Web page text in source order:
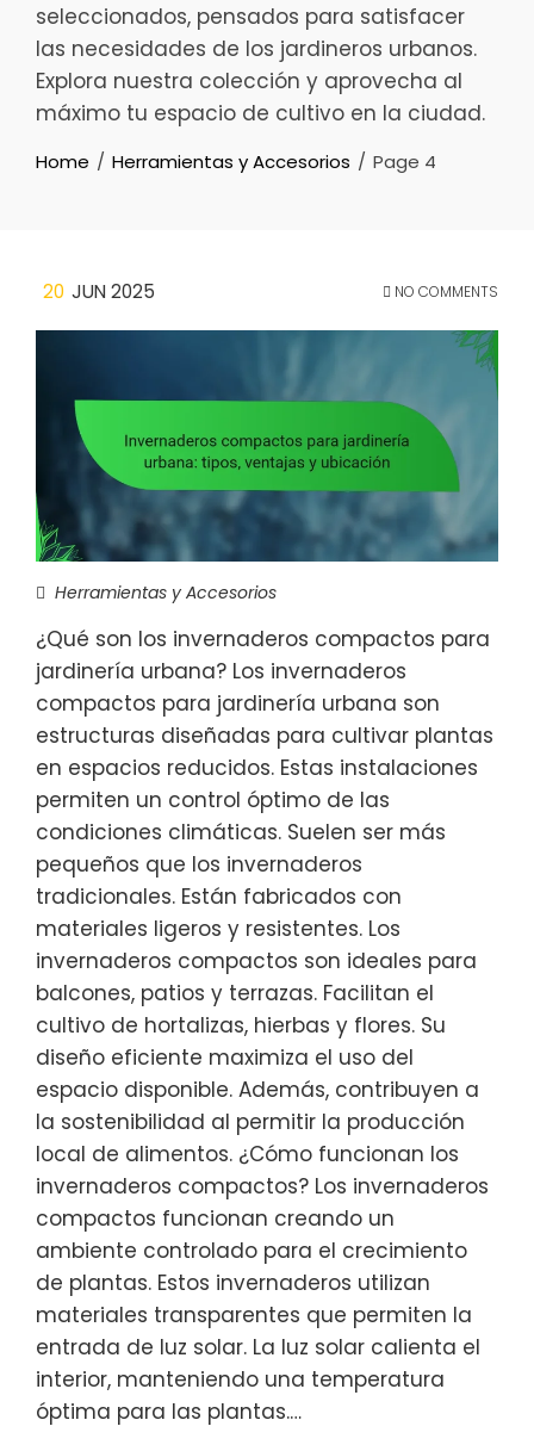
seleccionados, pensados para satisfacer
las necesidades de los jardineros urbanos.
Explora nuestra colección y aprovecha al
máximo tu espacio de cultivo en la ciudad.
Home Herramientas y Accesorios Page 4
20 JUN 2025 NO COMMENTS
Herramientas y Accesorios
¿Qué son los invernaderos compactos para
jardinería urbana? Los invernaderos
compactos para jardinería urbana son
estructuras diseñadas para cultivar plantas
en espacios reducidos. Estas instalaciones
permiten un control óptimo de las
condiciones climáticas. Suelen ser más
pequeños que los invernaderos
tradicionales. Están fabricados con
materiales ligeros y resistentes. Los
invernaderos compactos son ideales para
balcones, patios y terrazas. Facilitan el
cultivo de hortalizas, hierbas y flores. Su
diseño eficiente maximiza el uso del
espacio disponible. Además, contribuyen a
la sostenibilidad al permitir la producción
local de alimentos. ¿Cómo funcionan los
invernaderos compactos? Los invernaderos
compactos funcionan creando un
ambiente controlado para el crecimiento
de plantas. Estos invernaderos utilizan
materiales transparentes que permiten la
entrada de luz solar. La luz solar calienta el
interior, manteniendo una temperatura
óptima para las plantas.…